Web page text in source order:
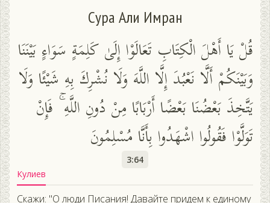
Сура Али Имран
قُلْ يَا أَهْلَ الْكِتَابِ تَعَالَوْا إِلَىٰ كَلِمَةٍ سَوَاءٍ بَيْنَنَا
وَبَيْنَكُمْ أَلَّا نَعْبُدَ إِلَّا اللَّهَ وَلَا نُشْرِكَ بِهِ شَيْئًا وَلَا
يَتَّخِذَ بَعْضُنَا بَعْضًا أَرْبَابًا مِنْ دُونِ اللَّهِ ۚ فَإِنْ
تَوَلَّوْا فَقُولُوا اشْهَدُوا بِأَنَّا مُسْلِمُونَ
3:64
Кулиев
Скажи: "О люди Писания! Давайте придем к единому